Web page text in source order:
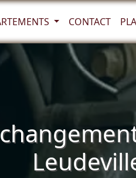
CONTACT